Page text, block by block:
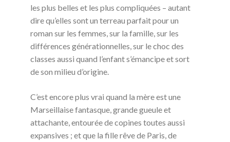
les plus belles et les plus compliquées – autant
dire qu’elles sont un terreau parfait pour un
roman sur les femmes, sur la famille, sur les
différences générationnelles, sur le choc des
classes aussi quand l’enfant s’émancipe et sort
de son milieu d’origine.
C’est encore plus vrai quand la mère est une
Marseillaise fantasque, grande gueule et
attachante, entourée de copines toutes aussi
expansives ; et que la fille rêve de Paris, de